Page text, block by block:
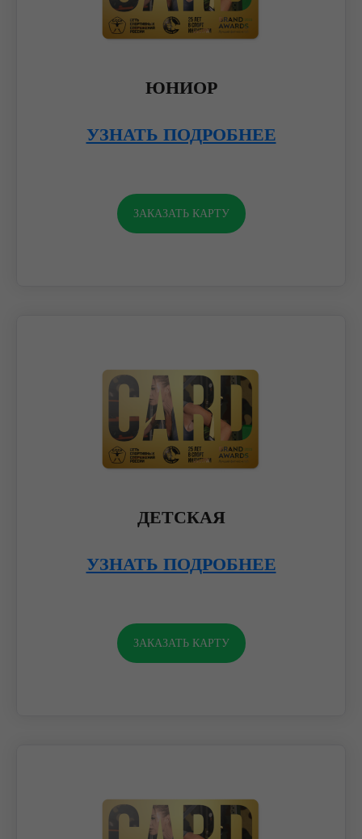
ЮНИОР
УЗНАТЬ ПОДРОБНЕЕ
ЗАКАЗАТЬ КАРТУ
ДЕТСКАЯ
УЗНАТЬ ПОДРОБНЕЕ
ЗАКАЗАТЬ КАРТУ